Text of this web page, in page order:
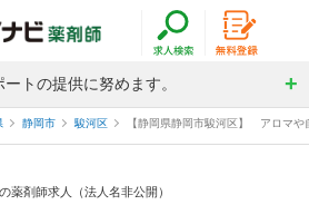
トの提供に努めます。
静岡市 駿河区 【静岡県静岡市駿河区】 アロマ
薬剤師求人（法人名非公開）